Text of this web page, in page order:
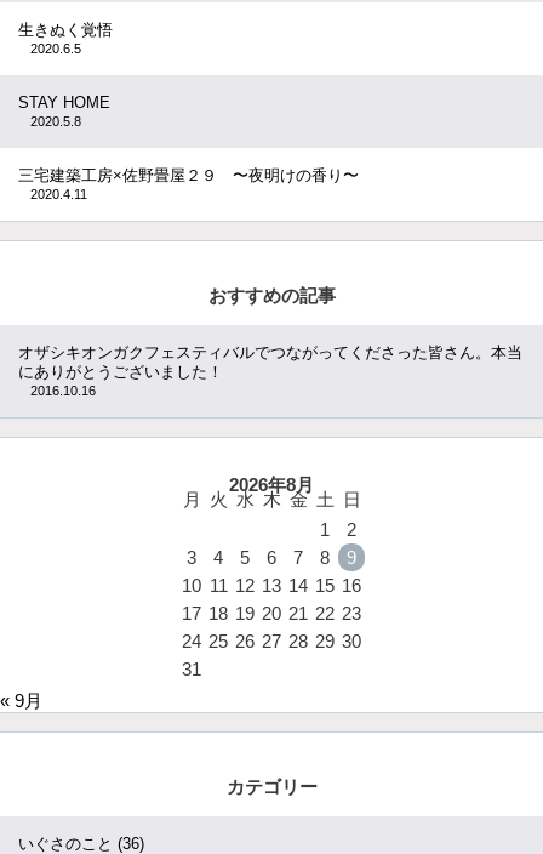
生きぬく覚悟
2020.6.5
STAY HOME
2020.5.8
三宅建築工房×佐野畳屋２９ 〜夜明けの香り〜
2020.4.11
おすすめの記事
オザシキオンガクフェスティバルでつながってくださった皆さん。本当
にありがとうございました！
2016.10.16
2026年8月
月 火 水 木 金 土
日
1
2
3
4 5 6 7 8
9
10 11 12 13 14 15 16
17 18 19 20 21 22 23
24 25 26 27 28 29 30
31
« 9月
カテゴリー
いぐさのこと (36)